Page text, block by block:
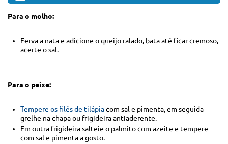
Para o molho:
Ferva a nata e adicione o queijo ralado, bata até ficar cremoso,
acerte o sal.
Para o peixe:
Tempere os filés de tilápiacom sal e pimenta, em seguida
grelhe na chapa ou frigideira antiaderente.
Em outra frigideira salteie o palmito com azeite e tempere
com sal e pimenta a gosto.